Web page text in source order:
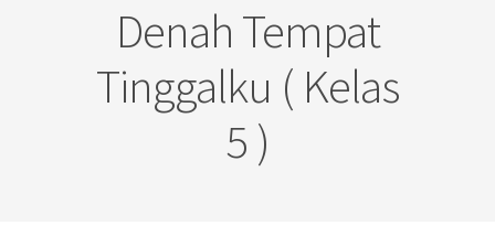
Denah Tempat
Tinggalku ( Kelas
5 )